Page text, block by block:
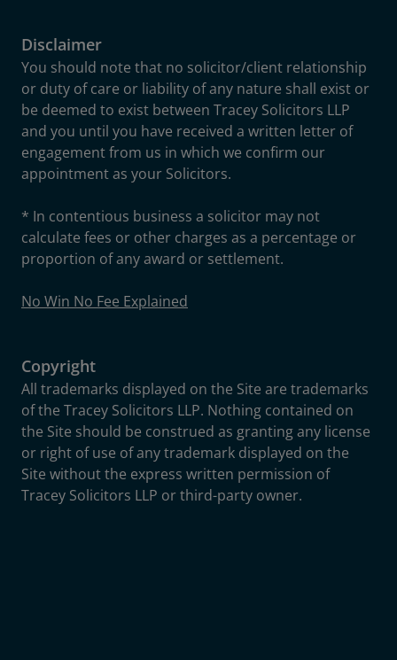
Disclaimer
You should note that no solicitor/client relationship
or duty of care or liability of any nature shall exist or
be deemed to exist between Tracey Solicitors LLP
and you until you have received a written letter of
engagement from us in which we confirm our
appointment as your Solicitors.
* In contentious business a solicitor may not
calculate fees or other charges as a percentage or
proportion of any award or settlement.
No Win No Fee Explained
Copyright
All trademarks displayed on the Site are trademarks
of the Tracey Solicitors LLP. Nothing contained on
the Site should be construed as granting any license
or right of use of any trademark displayed on the
Site without the express written permission of
Tracey Solicitors LLP or third-party owner.